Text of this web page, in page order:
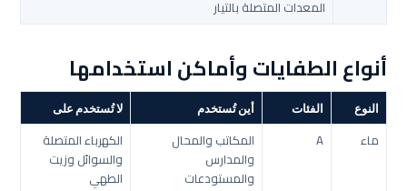
المعدات المتصلة بالتيار
أنواع الطفايات وأماكن استخدامها
النوع الفئات أين تُستخدم لا تُستخدم على
ماء A
المكاتب والمحال
والمدارس
والمستودعات
الكهرباء المتصلة
والسوائل وزيت
الطهي